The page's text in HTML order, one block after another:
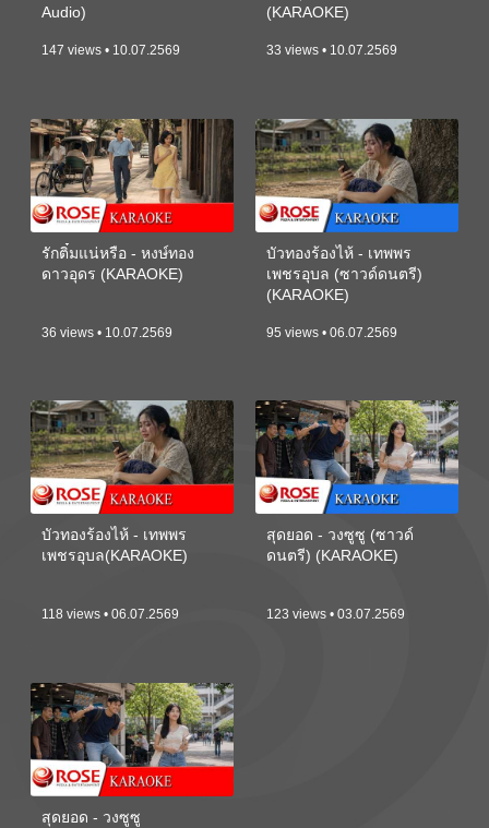
Audio)
147 views • 10.07.2569
(KARAOKE)
33 views • 10.07.2569
รักติ๋มแน่หรือ - หงษ์ทอง
ดาวอุดร (KARAOKE)
36 views • 10.07.2569
บัวทองร้องไห้ - เทพพร
เพชรอุบล (ซาวด์ดนตรี)
(KARAOKE)
95 views • 06.07.2569
บัวทองร้องไห้ - เทพพร
เพชรอุบล(KARAOKE)
118 views • 06.07.2569
สุดยอด - วงซูซู (ซาวด์
ดนตรี) (KARAOKE)
123 views • 03.07.2569
สุดยอด - วงซูซู